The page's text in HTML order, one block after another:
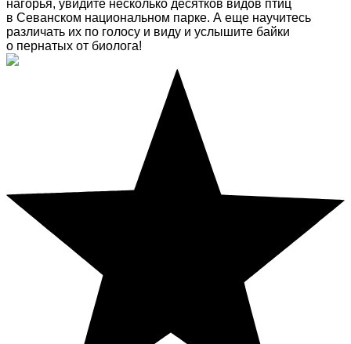
нагорья, увидите несколько десятков видов птиц
в Севанском национальном парке. А еще научитесь
различать их по голосу и виду и услышите байки
о пернатых от биолога!